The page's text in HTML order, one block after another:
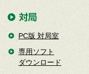
PC版 対局室
専用ソフト
ダウンロード